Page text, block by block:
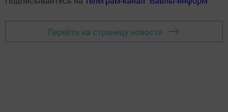
Перейти на страницу новости